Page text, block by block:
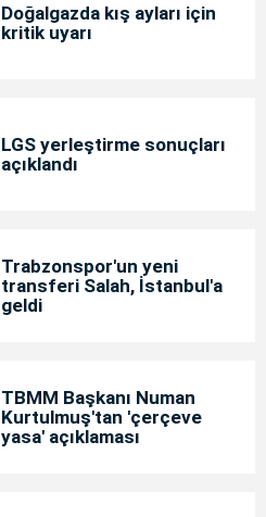
Doğalgazda kış ayları için
kritik uyarı
LGS yerleştirme sonuçları
açıklandı
Trabzonspor'un yeni
transferi Salah, İstanbul'a
geldi
TBMM Başkanı Numan
Kurtulmuş'tan 'çerçeve
yasa' açıklaması